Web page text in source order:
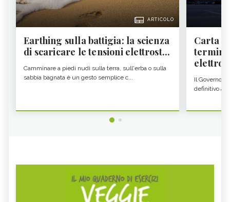
ARTICOLO
Earthing sulla battigia: la scienza
di scaricare le tensioni elettrost...
Camminare a piedi nudi sulla terra, sull'erba o sulla
sabbia bagnata è un gesto semplice c...
Carta
Il Governo
definitivo